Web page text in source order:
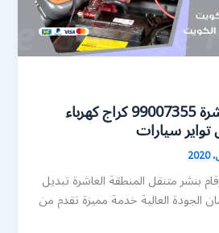
بنشر المنطقة العاشرة 99007355 كراج كهرباء
سيارات
بنشر متنقل المنطقة العاشرة تبديل
الجودة العالية خدمة مميزة تقدم من